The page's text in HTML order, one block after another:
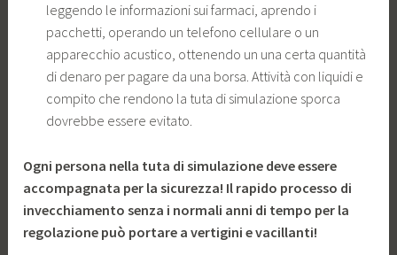
leggendo le informazioni sui farmaci, aprendo i
pacchetti, operando un telefono cellulare o un
apparecchio acustico, ottenendo un una certa quantità
di denaro per pagare da una borsa. Attività con liquidi e
compito che rendono la tuta di simulazione sporca
dovrebbe essere evitato.
Ogni persona nella tuta di simulazione deve essere
accompagnata per la sicurezza! Il rapido processo di
invecchiamento senza i normali anni di tempo per la
regolazione può portare a vertigini e vacillanti!